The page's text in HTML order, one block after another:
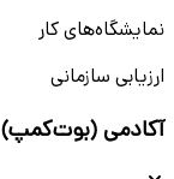
نمایشگاه‌های کار
ارزیابی سازمانی
آکادمی (بوت‌کمپ)